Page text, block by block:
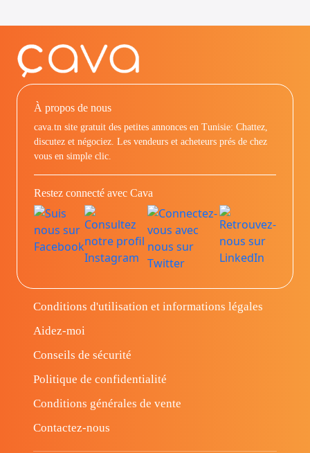
À propos de nous
cava.tn site gratuit des petites annonces en Tunisie: Chattez,
discutez et négociez. Les vendeurs et acheteurs prés de chez
vous en simple clic.
Restez connecté avec Cava
Conditions d'utilisation et informations légales
Aidez-moi
Conseils de sécurité
Politique de confidentialité
Conditions générales de vente
Contactez-nous